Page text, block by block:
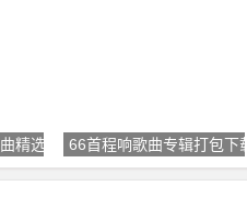
精选下载【不66首程响歌曲专辑打包下载